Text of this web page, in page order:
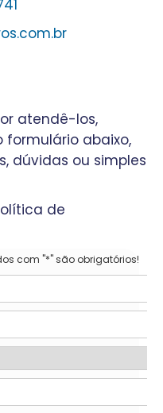
atendê-los,
formulário abaixo,
dúvidas ou simples
de